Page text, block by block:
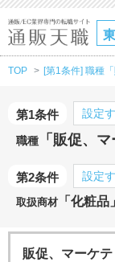
TOP [第1条件] 職種
第1条件
職種 「販促、
設定
第2条件
取扱商材 「化粧品」
設定
販促、マーケ